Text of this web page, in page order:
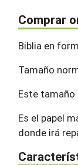
Comprar
Biblia en
Tamaño
Este tamaño
Es el papel
donde irá